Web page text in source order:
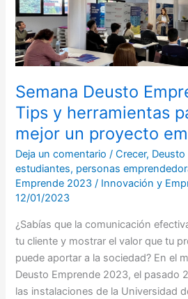
Semana Deusto
Tips y herramientas
mejor un proyecto
Deja un comentario /Crecer,
estudiantes, personas
Emprende 2023 / Innovación y
12/01/2023
¿Sabías que la comunicación
tu cliente y mostrar el valor que tu
puede aportar a la sociedad? En el
Deusto Emprende 2023, el pasado
las instalaciones de la Universidad
Tips
y
herramientas
para
mejor
un
proyecto
emprendedor